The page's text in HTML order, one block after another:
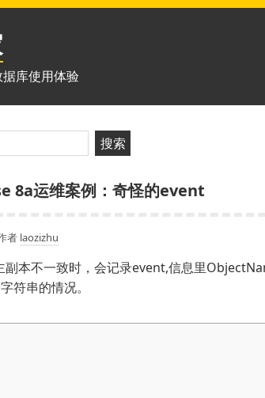
库使用体验
8a运维案例：奇怪的event
者 laozizhu
副本不一致时，会记录event,信息里
符串的情况。